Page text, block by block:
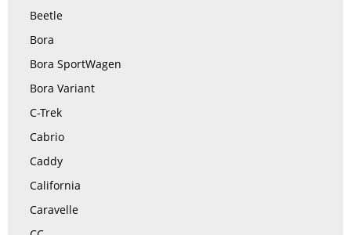
Beetle
Bora
Bora SportWagen
Bora Variant
C-Trek
Cabrio
Caddy
California
Caravelle